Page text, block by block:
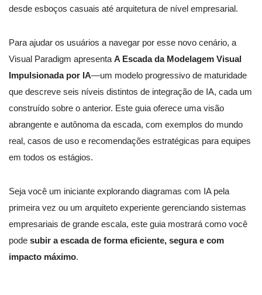
desde esboços casuais até arquitetura de nível empresarial.
Para ajudar os usuários a navegar por esse novo cenário, a
Visual Paradigm apresenta A Escada da Modelagem Visual
Impulsionada por IA—um modelo progressivo de maturidade
que descreve seis níveis distintos de integração de IA, cada um
construído sobre o anterior. Este guia oferece uma visão
abrangente e autônoma da escada, com exemplos do mundo
real, casos de uso e recomendações estratégicas para equipes
em todos os estágios.
Seja você um iniciante explorando diagramas com IA pela
primeira vez ou um arquiteto experiente gerenciando sistemas
empresariais de grande escala, este guia mostrará como você
pode subir a escada de forma eficiente, segura e com
impacto máximo.